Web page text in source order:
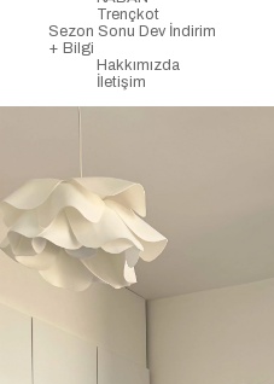
Trençkot
Sezon Sonu Dev İndirim
+ Bilgi
Hakkımızda
İletişim